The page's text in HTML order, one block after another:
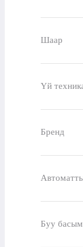
Шаар
Үй
Бренд
Буу